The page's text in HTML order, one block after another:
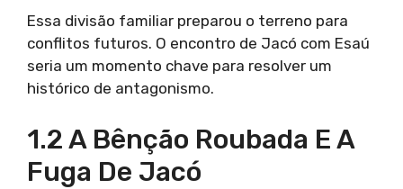
Essa divisão familiar preparou o terreno para
conflitos futuros. O encontro de Jacó com Esaú
seria um momento chave para resolver um
histórico de antagonismo.
1.2 A Bênção Roubada E A
Fuga De Jacó